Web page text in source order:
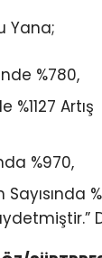
Yana;
%780,
Artış
%970,